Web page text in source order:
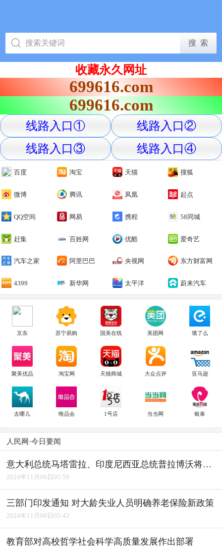
收藏永久网址
699616.com
699616.com
线路入口①
线路入口②
线路入口③
线路入口④
百度 淘宝 天猫 搜狐
微博 腾讯 凤凰 起点
QQ空间 网易 携程 58同城
赶集 百姓网 优酷 爱奇艺
汽车之家 阿里巴巴 央视网 东方财富网
4399 新华网 太平洋 蔚来汽车
京东 苏宁易购 国美在线 美团网 饿了么
聚美优品 淘宝网 天猫商城 大众点评 亚马逊
去哪儿 唯品会 1号店 当当网 银泰
人民网·今日要闻
意大利总统马塔雷拉、印度尼西亚总统普拉博沃将访华
2024年11月06日05:59
三部门印发通知 对大龄失业人员明确养老保险新政策
2024年11月06日05:42
教育部对高校哲学社会科学高质量发展作出部署